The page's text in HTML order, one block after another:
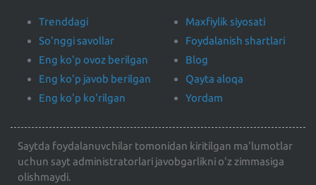
Trenddagi
So'nggi savollar
Eng ko'p ovoz berilgan
Eng ko'p javob berilgan
Eng ko'p ko'rilgan
Maxfiylik siyosati
Foydalanish shartlari
Blog
Qayta aloqa
Yordam
Saytda foydalanuvchilar tomonidan kiritilgan ma'lumotlar
uchun sayt administratorlari javobgarlikni o'z zimmasiga
olishmaydi.